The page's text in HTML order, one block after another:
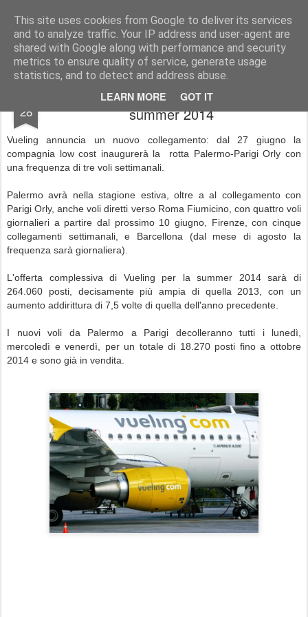
This site uses cookies from Google to deliver its services
and to analyze traffic. Your IP address and user-agent are
shared with Google along with performance and security
metrics to ensure quality of service, generate usage
statistics, and to detect and address abuse.
LEARN MORE GOT IT
Simple Crs Blog Curiosità e notizie dal mondo delle compagnie aeree
Pages
28
Vueling: nuovo volo Palermo-Parigi nella
summer 2014
Vueling annuncia un nuovo collegamento: dal 27 giugno la
compagnia low cost inaugurerà la rotta Palermo-Parigi Orly con
una frequenza di tre voli settimanali.
Palermo avrà nella stagione estiva, oltre a al collegamento con
Parigi Orly, anche voli diretti verso Roma Fiumicino, con quattro voli
giornalieri a partire dal prossimo 10 giugno, Firenze, con cinque
collegamenti settimanali, e Barcellona (dal mese di agosto la
frequenza sarà giornaliera).
L'offerta complessiva di Vueling per la summer 2014 sarà di
264.060 posti, decisamente più ampia di quella 2013, con un
aumento addirittura di 7,5 volte di quella dell'anno precedente.
I nuovi voli da Palermo a Parigi decolleranno tutti i lunedì,
mercoledì e venerdì, per un totale di 18.270 posti fino a ottobre
2014 e sono già in vendita.